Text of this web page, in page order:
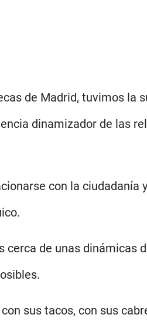
de Madrid, tuvimos la
dinamizador de las
con la
de unas dinámicas
sus tacos, con sus